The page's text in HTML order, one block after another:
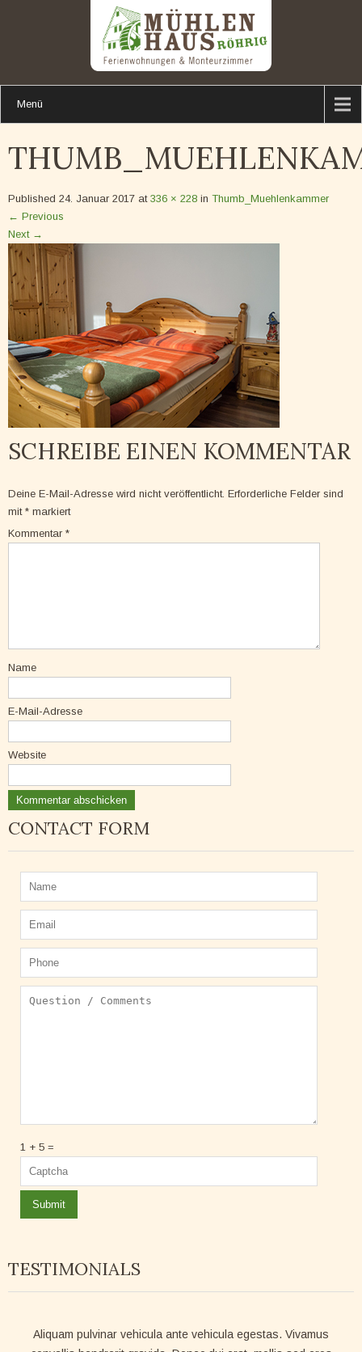
Menü
Published 24. Januar 2017 at 336 × 228 in Thumb_Muehlenkammer
← Previous
Next →
SCHREIBE EINEN KOMMENTAR
Deine E-Mail-Adresse wird nicht veröffentlicht. Erforderliche Felder sind
mit * markiert
Kommentar *
Name
E-Mail-Adresse
Website
CONTACT FORM
1 + 5 =
TESTIMONIALS
Aliquam pulvinar vehicula ante vehicula egestas. Vivamus